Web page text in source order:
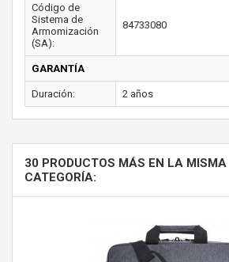
Código de
Sistema de
Armomización
(SA):
84733080
GARANTÍA
Duración: 2 años
30 PRODUCTOS MÁS EN LA MISMA
CATEGORÍA: